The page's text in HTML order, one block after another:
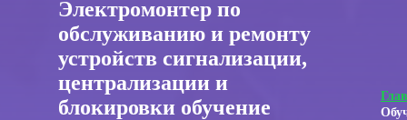
Электромонтер по
обслуживанию и ремонту
устройств сигнализации,
централизации и
блокировки обучение